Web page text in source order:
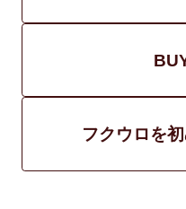
フクウロを